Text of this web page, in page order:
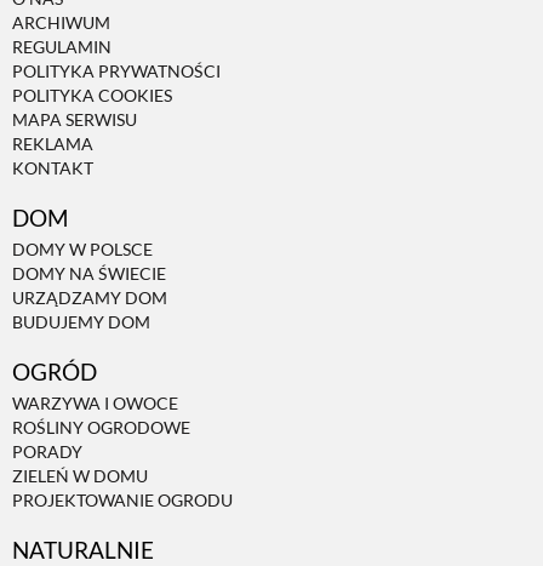
ARCHIWUM
REGULAMIN
POLITYKA PRYWATNOŚCI
POLITYKA COOKIES
MAPA SERWISU
REKLAMA
KONTAKT
DOM
DOMY W POLSCE
DOMY NA ŚWIECIE
URZĄDZAMY DOM
BUDUJEMY DOM
OGRÓD
WARZYWA I OWOCE
ROŚLINY OGRODOWE
PORADY
ZIELEŃ W DOMU
PROJEKTOWANIE OGRODU
NATURALNIE